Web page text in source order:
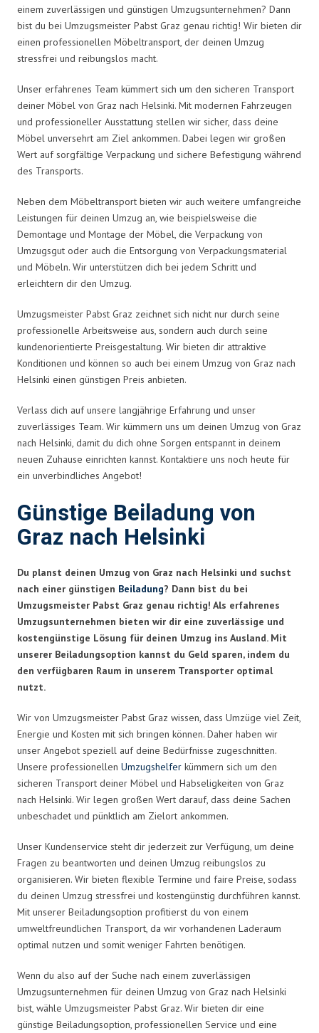
einem zuverlässigen und günstigen Umzugsunternehmen? Dann
bist du bei Umzugsmeister Pabst Graz genau richtig! Wir bieten dir
einen professionellen Möbeltransport, der deinen Umzug
stressfrei und reibungslos macht.
Unser erfahrenes Team kümmert sich um den sicheren Transport
deiner Möbel von Graz nach Helsinki. Mit modernen Fahrzeugen
und professioneller Ausstattung stellen wir sicher, dass deine
Möbel unversehrt am Ziel ankommen. Dabei legen wir großen
Wert auf sorgfältige Verpackung und sichere Befestigung während
des Transports.
Neben dem Möbeltransport bieten wir auch weitere umfangreiche
Leistungen für deinen Umzug an, wie beispielsweise die
Demontage und Montage der Möbel, die Verpackung von
Umzugsgut oder auch die Entsorgung von Verpackungsmaterial
und Möbeln. Wir unterstützen dich bei jedem Schritt und
erleichtern dir den Umzug.
Umzugsmeister Pabst Graz zeichnet sich nicht nur durch seine
professionelle Arbeitsweise aus, sondern auch durch seine
kundenorientierte Preisgestaltung. Wir bieten dir attraktive
Konditionen und können so auch bei einem Umzug von Graz nach
Helsinki einen günstigen Preis anbieten.
Verlass dich auf unsere langjährige Erfahrung und unser
zuverlässiges Team. Wir kümmern uns um deinen Umzug von Graz
nach Helsinki, damit du dich ohne Sorgen entspannt in deinem
neuen Zuhause einrichten kannst. Kontaktiere uns noch heute für
ein unverbindliches Angebot!
Günstige Beiladung von
Graz nach Helsinki
Du planst deinen Umzug von Graz nach Helsinki und suchst
nach einer günstigen Beiladung? Dann bist du bei
Umzugsmeister Pabst Graz genau richtig! Als erfahrenes
Umzugsunternehmen bieten wir dir eine zuverlässige und
kostengünstige Lösung für deinen Umzug ins Ausland. Mit
unserer Beiladungsoption kannst du Geld sparen, indem du
den verfügbaren Raum in unserem Transporter optimal
nutzt.
Wir von Umzugsmeister Pabst Graz wissen, dass Umzüge viel Zeit,
Energie und Kosten mit sich bringen können. Daher haben wir
unser Angebot speziell auf deine Bedürfnisse zugeschnitten.
Unsere professionellen Umzugshelfer kümmern sich um den
sicheren Transport deiner Möbel und Habseligkeiten von Graz
nach Helsinki. Wir legen großen Wert darauf, dass deine Sachen
unbeschadet und pünktlich am Zielort ankommen.
Unser Kundenservice steht dir jederzeit zur Verfügung, um deine
Fragen zu beantworten und deinen Umzug reibungslos zu
organisieren. Wir bieten flexible Termine und faire Preise, sodass
du deinen Umzug stressfrei und kostengünstig durchführen kannst.
Mit unserer Beiladungsoption profitierst du von einem
umweltfreundlichen Transport, da wir vorhandenen Laderaum
optimal nutzen und somit weniger Fahrten benötigen.
Wenn du also auf der Suche nach einem zuverlässigen
Umzugsunternehmen für deinen Umzug von Graz nach Helsinki
bist, wähle Umzugsmeister Pabst Graz. Wir bieten dir eine
günstige Beiladungsoption, professionellen Service und eine